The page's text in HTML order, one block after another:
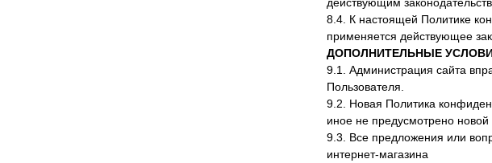
8.4. К настоящей Политике
применяется действующее
ДОПОЛНИТЕЛЬНЫЕ
9.1. Администрация сайта
Пользователя.
9.2. Новая Политика
иное не предусмотрено
9.3. Все предложения или
интернет-магазина